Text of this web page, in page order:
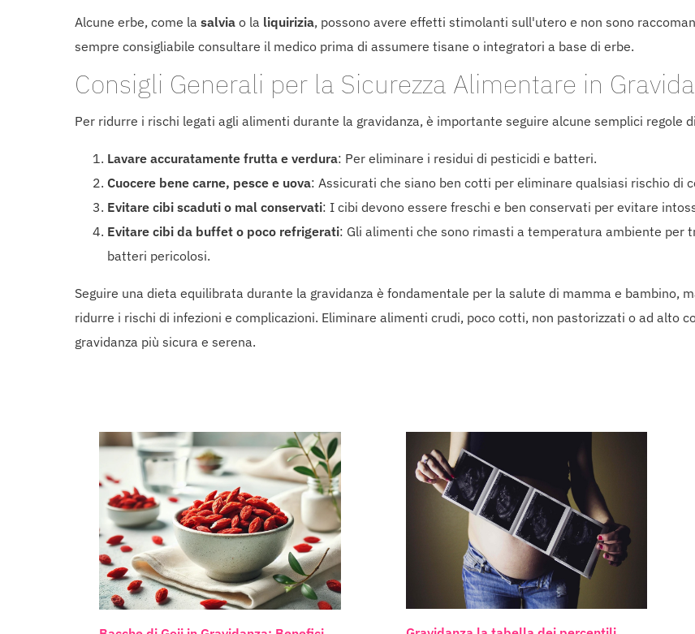
Alcune erbe, come la salvia o la liquirizia, possono avere effetti stimolanti sull'utero e non sono
sempre consigliabile consultare il medico prima di assumere tisane o integratori a base di erbe.
Consigli Generali per la Sicurezza Alimentare in
Per ridurre i rischi legati agli alimenti durante la gravidanza, è importante seguire alcune semplici regole
Lavare accuratamente frutta e verdura: Per eliminare i residui di pesticidi e batteri.
Cuocere bene carne, pesce e uova: Assicurati che siano ben cotti per eliminare qualsiasi rischio di
Evitare cibi scaduti o mal conservati: I cibi devono essere freschi e ben conservati per evitare
Evitare cibi da buffet o poco refrigerati: Gli alimenti che sono rimasti a temperatura ambiente per
batteri pericolosi.
Seguire una dieta equilibrata durante la gravidanza è fondamentale per la salute di mamma e
ridurre i rischi di infezioni e complicazioni. Eliminare alimenti crudi, poco cotti, non pastorizzati o ad alto
gravidanza più sicura e serena.